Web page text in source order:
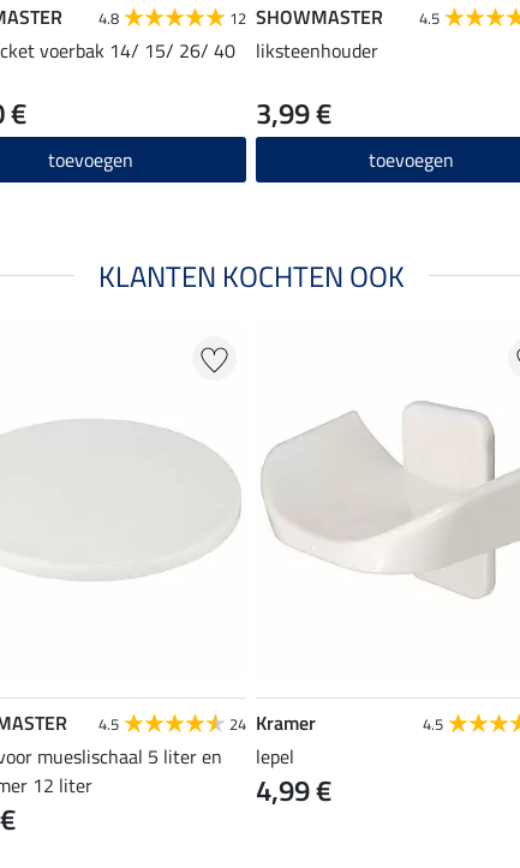
4.8 12
voerbak 14/ 15/ 26/ 40
€
toevoegen
SHOWMASTER 4.5
liksteenhouder
3,99 €
toevoegen
KLANTEN KOCHTEN OOK
4.5 24
mueslischaal 5 liter en
12 liter
Kramer 4.5
lepel
4,99 €